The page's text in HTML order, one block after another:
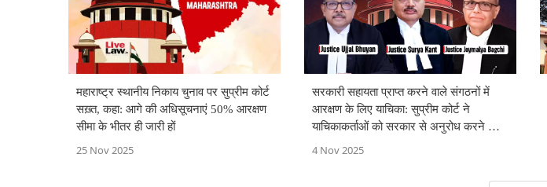
महाराष्ट्र स्थानीय निकाय चुनाव पर सुप्रीम कोर्ट
सख़्त, कहा: आगे की अधिसूचनाएं 50% आरक्षण
सीमा के भीतर ही जारी हों
25 Nov 2025
सरकारी सहायता प्राप्त करने वाले संगठनों में
आरक्षण के लिए याचिका: सुप्रीम कोर्ट ने
याचिकाकर्ताओं को सरकार से अनुरोध करने की
अनुमति दी
4 Nov 2025